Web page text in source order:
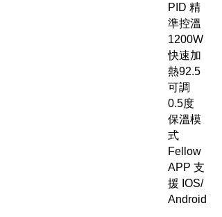
PID 精
準控溫
1200W
快速加
熱92.5
可調
0.5度
保溫模
式
Fellow
APP 支
援 IOS/
Android